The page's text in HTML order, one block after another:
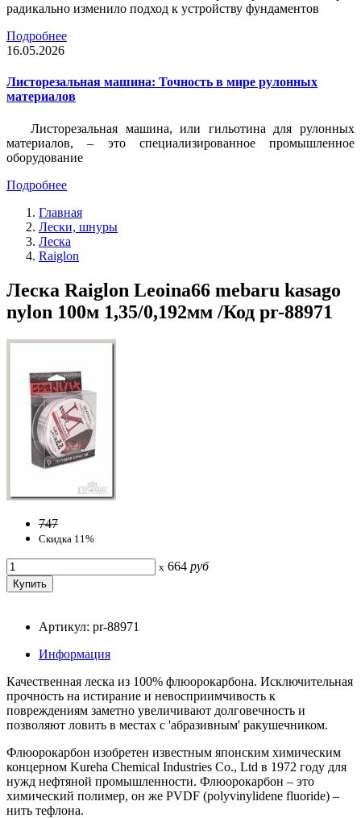
радикально изменило подход к устройству фундаментов
Подробнее
16.05.2026
Листорезальная машина: Точность в мире рулонных
материалов
Листорезальная машина, или гильотина для рулонных
материалов, – это специализированное промышленное
оборудование
Подробнее
Главная
Лески, шнуры
Леска
Raiglon
Леска Raiglon Leoina66 mebaru kasago
nylon 100м 1,35/0,192мм /Код pr-88971
747
Скидка 11%
x 664 руб
Артикул: pr-88971
Информация
Качественная леска из 100% флюорокарбона. Исключительная
прочность на истирание и невосприимчивость к
повреждениям заметно увеличивают долговечность и
позволяют ловить в местах с 'абразивным' ракушечником.
Флюорокарбон изобретен известным японским химическим
концерном Kureha Chemical Industries Co., Ltd в 1972 году для
нужд нефтяной промышленности. Флюорокарбон – это
химический полимер, он же PVDF (polyvinylidene fluoride) –
нить тефлона.